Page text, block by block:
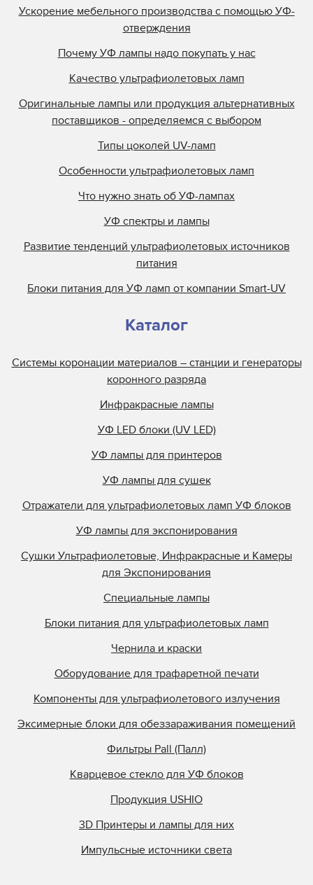
Ускорение мебельного производства с помощью УФ-
отверждения
Почему УФ лампы надо покупать у нас
Качество ультрафиолетовых ламп
Оригинальные лампы или продукция альтернативных
поставщиков - определяемся с выбором
Типы цоколей UV-ламп
Особенности ультрафиолетовых ламп
Что нужно знать об УФ-лампах
УФ спектры и лампы
Развитие тенденций ультрафиолетовых источников
питания
Блоки питания для УФ ламп от компании Smart-UV
Каталог
Системы коронации материалов – станции и генераторы
коронного разряда
Инфракрасные лампы
УФ LED блоки (UV LED)
УФ лампы для принтеров
УФ лампы для сушек
Отражатели для ультрафиолетовых ламп УФ блоков
УФ лампы для экспонирования
Сушки Ультрафиолетовые, Инфракрасные и Камеры
для Экспонирования
Специальные лампы
Блоки питания для ультрафиолетовых ламп
Чернила и краски
Оборудование для трафаретной печати
Компоненты для ультрафиолетового излучения
Эксимерные блоки для обеззараживания помещений
Фильтры Pall (Палл)
Кварцевое стекло для УФ блоков
Продукция USHIO
3D Принтеры и лампы для них
Импульсные источники света